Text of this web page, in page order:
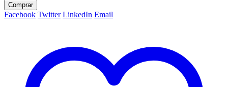
Comprar
Facebook Twitter LinkedIn Email